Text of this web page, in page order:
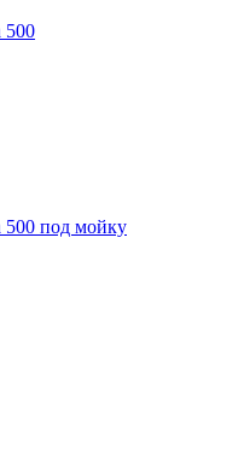
500
под мойку